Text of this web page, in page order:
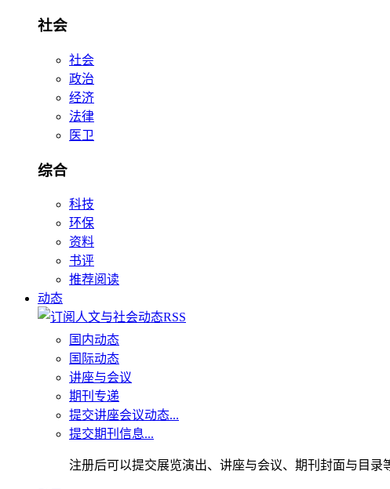
社会
社会
政治
经济
法律
医卫
综合
科技
环保
资料
书评
推荐阅读
动态
国内动态
国际动态
讲座与会议
期刊专递
提交讲座会议动态...
提交期刊信息...
注册后可以提交展览演出、讲座与会议、期刊封面与目录